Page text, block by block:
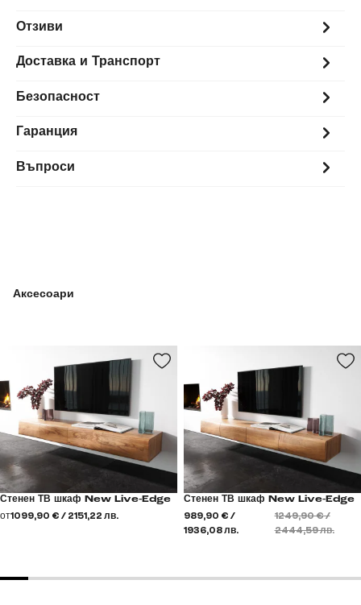
Отзиви
Доставка и Транспорт
Безопасност
Гаранция
Въпроси
Аксесоари
Стенен ТВ шкаф New Live-Edge
от1099,90 € / 2151,22 лв.
Стенен ТВ шкаф New Live-Edge
989,90 € /
1936,08 лв.
1249,90 € /
2444,59 лв.